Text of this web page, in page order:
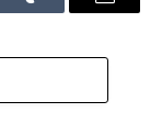
Tumblr Email